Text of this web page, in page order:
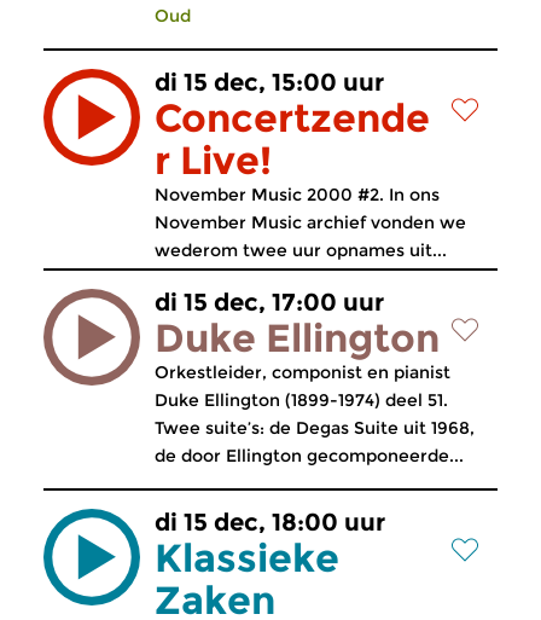
Oud
di 15 dec, 15:00 uur
Concertzende
r Live!
November Music 2000 #2. In ons
November Music archief vonden we
wederom twee uur opnames uit...
di 15 dec, 17:00 uur
Duke Ellington
Orkestleider, componist en pianist
Duke Ellington (1899-1974) deel 51.
Twee suite’s: de Degas Suite uit 1968,
de door Ellington gecomponeerde...
di 15 dec, 18:00 uur
Klassieke
Zaken